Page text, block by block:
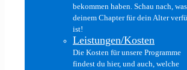
bekommen haben. Schau nach,
deinem Chapter für dein Alter
ist!
Leistungen/Kosten
Die Kosten für unsere Programme
findest du hier, und auch, welche